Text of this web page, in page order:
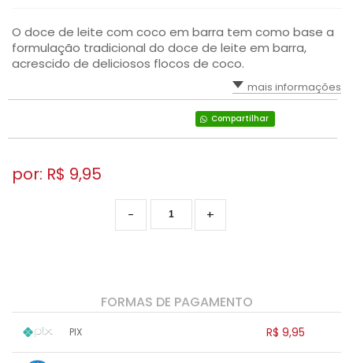
O doce de leite com coco em barra tem como base a
formulação tradicional do doce de leite em barra,
acrescido de deliciosos flocos de coco.
mais informações
Compartilhar
por: R$ 9,95
+
-
FORMAS DE PAGAMENTO
PIX R$ 9,95